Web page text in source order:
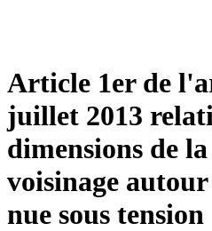
Article 1er de
juillet 2013
dimensions de
voisinage
nue sous tension